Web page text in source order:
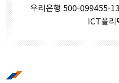
우리은행 500-099455-
ICT폴리